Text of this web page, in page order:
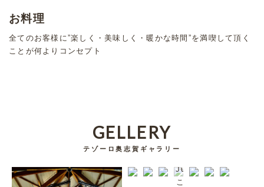
お料理
全てのお客様に”楽しく・美味しく・暖かな時間”を満喫して頂く
ことが何よりコンセプト
GELLERY
テゾーロ奥志賀ギャラリー
Jul/2023
これは超